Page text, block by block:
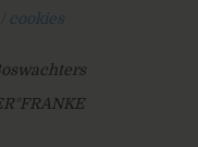
cookies